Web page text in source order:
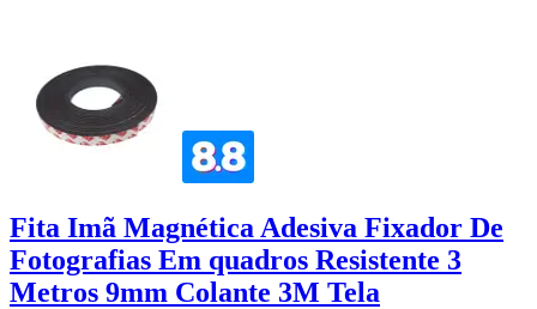
Fita Imã Magnética Adesiva Fixador De
Fotografias Em quadros Resistente 3
Metros 9mm Colante 3M Tela